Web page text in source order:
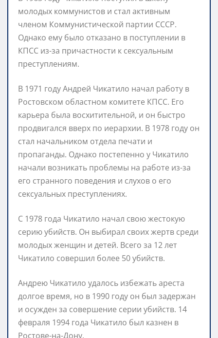
молодых коммунистов и стал активным
членом Коммунистической партии СССР.
Однако ему было отказано в поступлении в
КПСС из-за причастности к сексуальным
преступлениям.
В 1971 году Андрей Чикатило начал работу в
Ростовском областном комитете КПСС. Его
карьера была восхитительной, и он быстро
продвигался вверх по иерархии. В 1978 году он
стал начальником отдела печати и
пропаганды. Однако постепенно у Чикатило
начали возникать проблемы на работе из-за
его странного поведения и слухов о его
сексуальных преступлениях.
С 1978 года Чикатило начал свою жестокую
серию убийств. Он выбирал своих жертв среди
молодых женщин и детей. Всего за 12 лет
Чикатило совершил более 50 убийств.
Андрею Чикатило удалось избежать ареста
долгое время, но в 1990 году он был задержан
и осужден за совершение серии убийств. 14
февраля 1994 года Чикатило был казнен в
Ростове-на-Дону.